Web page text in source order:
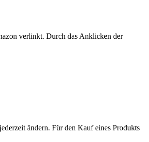
verlinkt. Durch das Anklicken der
ändern. Für den Kauf eines Produkts